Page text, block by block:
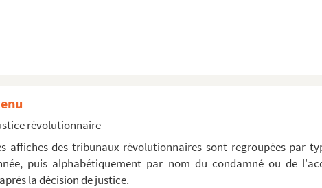
révolutionnaire
affiches des tribunaux révolutionnaires sont regroupées par
puis alphabétiquement par nom du condamné ou de
la décision de justice.